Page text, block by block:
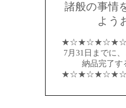
諸般の事情
よう
7月31日までに
納品完了す